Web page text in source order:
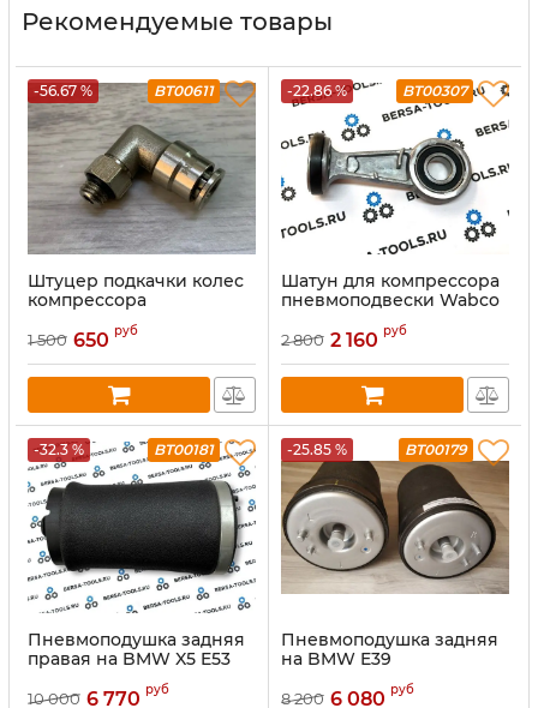
Рекомендуемые товары
-56.67 % BT00611
Штуцер подкачки колес
компрессора
пневмоподвески Wabco
1 500 650 руб
-22.86 % BT00307
Шатун для компрессора
пневмоподвески Wabco
2 800 2 160 руб
-32.3 % BT00181
Пневмоподушка задняя
правая на BMW X5 E53
10 000 6 770 руб
-25.85 % BT00179
Пневмоподушка задняя
на BMW E39
8 200 6 080 руб